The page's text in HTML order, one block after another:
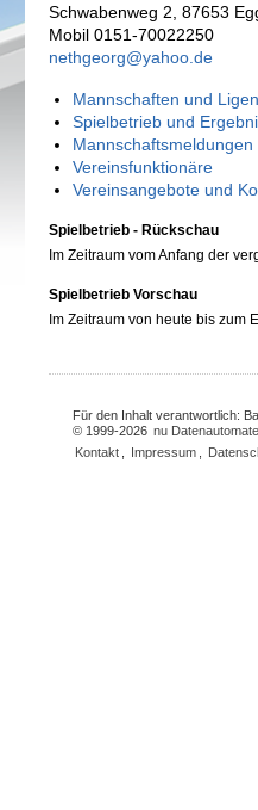
Schwabenweg 2, 87653
Mobil 0151-70022250
nethgeorg@yahoo.de
Mannschaften und
Spielbetrieb und
Vereinsfunktionäre
Vereinsangebote und
Spielbetrieb - Rückschau
Im Zeitraum vom Anfang der
Spielbetrieb Vorschau
Im Zeitraum von heute bis zum
Für den Inhalt verantwortlich:
© 1999-2026 nu
Kontakt
Impressum